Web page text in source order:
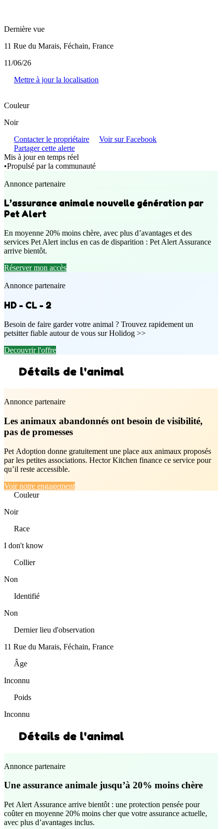
Dernière vue
11 Rue du Marais, Féchain, France
11/06/26
Mettre à jour la localisation
Couleur
Noir
Contacter le propriétaire
Voir sur Facebook
Partager cette alerte
Mis à jour en temps réel
•Propulsé par la communauté
Annonce partenaire
L’assurance animale nouvelle génération par
Pet Alert
En moyenne 20% moins chère, avec plus d’avantages et des
services Pet Alert inclus en cas de disparition : Pet Alert Assurance
arrive bientôt.
Réserver mon accès
Annonce partenaire
HD - CL - 2
Besoin de faire garder votre animal ? Trouvez rapidement un
petsitter fiable autour de vous sur Holidog >>
Decouvrir l'offre
Détails de l'animal
Annonce partenaire
Les animaux abandonnés ont besoin de visibilité,
pas de promesses
Pet Adoption donne gratuitement une place aux animaux proposés
par les petites associations. Hector Kitchen finance ce service pour
qu’il reste accessible.
Voir notre engagement
Couleur
Noir
Race
I don't know
Collier
Non
Identifié
Non
Dernier lieu d'observation
11 Rue du Marais, Féchain, France
Âge
Inconnu
Poids
Inconnu
Détails de l'animal
Annonce partenaire
Une assurance animale jusqu’à 20% moins chère
Pet Alert Assurance arrive bientôt : une protection pensée pour
coûter en moyenne 20% moins cher que votre assurance actuelle,
avec plus d’avantages inclus.